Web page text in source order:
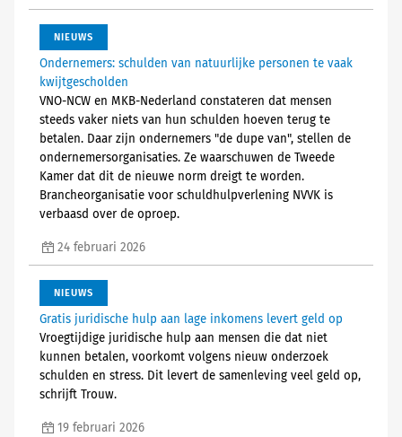
NIEUWS
Ondernemers: schulden van natuurlijke personen te vaak
kwijtgescholden
VNO-NCW en MKB-Nederland constateren dat mensen
steeds vaker niets van hun schulden hoeven terug te
betalen. Daar zijn ondernemers "de dupe van", stellen de
ondernemersorganisaties. Ze waarschuwen de Tweede
Kamer dat dit de nieuwe norm dreigt te worden.
Brancheorganisatie voor schuldhulpverlening NVVK is
verbaasd over de oproep.
24 februari 2026
NIEUWS
Gratis juridische hulp aan lage inkomens levert geld op
Vroegtijdige juridische hulp aan mensen die dat niet
kunnen betalen, voorkomt volgens nieuw onderzoek
schulden en stress. Dit levert de samenleving veel geld op,
schrijft Trouw.
19 februari 2026